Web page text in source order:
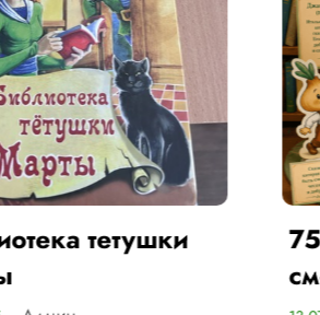
75 лет мудрости,
смелости и